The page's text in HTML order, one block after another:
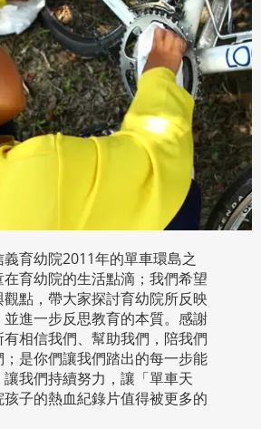
育幼院2011年的單車環島之
育幼院的生活點滴；我們希望
點，帶大家探討育幼院所反映
進一步反思教育的本質。感謝
相信我們、幫助我們，陪我們
是你們讓我們踏出的每一步能
我們持續努力，讓「單車天
子的熱血紀錄片值得被更多的